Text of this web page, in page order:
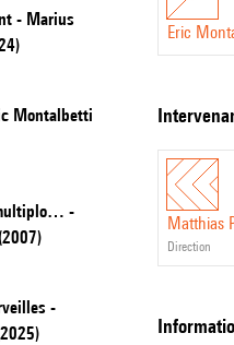
- Marius
Montalbetti
-
-
Eric
Matthias
direction